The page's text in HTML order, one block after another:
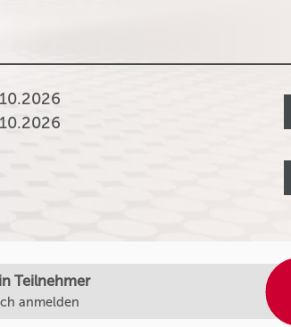
Teilnehmer
anmelden